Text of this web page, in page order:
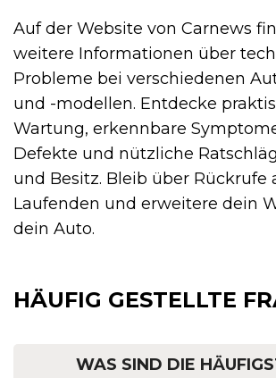
Auf der Website von Carnews
weitere Informationen über
Probleme bei verschiedenen
und -modellen. Entdecke
Wartung, erkennbare
Defekte und nützliche
und Besitz. Bleib über Rückrufe
Laufenden und erweitere dein
dein Auto.
HÄUFIG GESTELLTE
WAS SIND DIE